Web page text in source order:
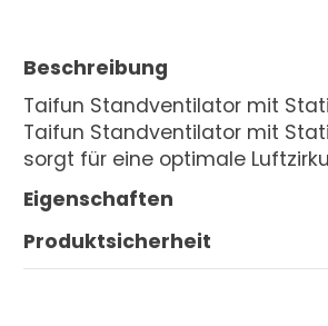
Beschreibung
Taifun Standventilator mit
Taifun Standventilator mit
sorgt für eine optimale
Eigenschaften
Produktsicherheit